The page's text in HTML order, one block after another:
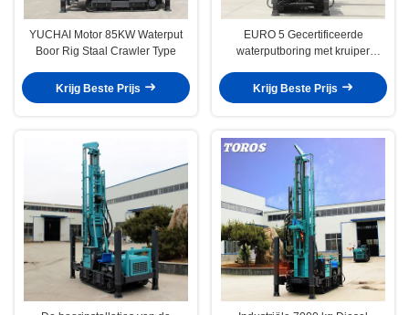
YUCHAI Motor 85KW Waterput
Boor Rig Staal Crawler Type
Krijg Beste Prijs
EURO 5 Gecertificeerde
waterputboring met kruiper
Krijg Beste Prijs